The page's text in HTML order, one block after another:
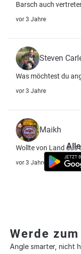
Barsch auch
vor 3 Jahre
Steven
Was möchtest du
vor 3 Jahre
Maikh
Wollte von Land aus
vor 3 Jahre
Werde
Angle smarter, nicht